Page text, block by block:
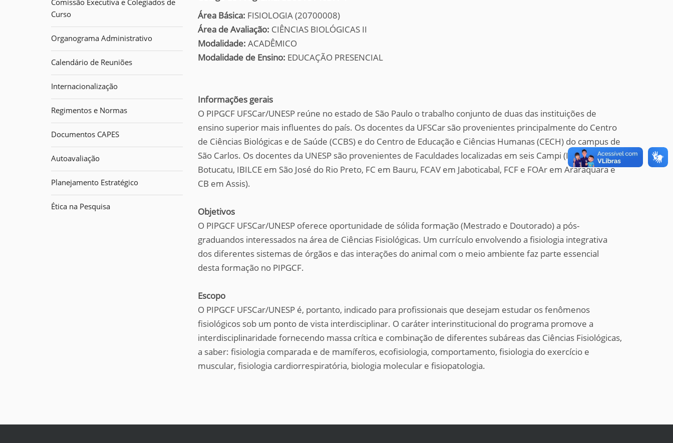
:
Comissão Executiva e Colegiados de
Curso
Organograma Administrativo
Calendário de Reuniões
Internacionalização
Regimentos e Normas
Documentos CAPES
Autoavaliação
Planejamento Estratégico
Ética na Pesquisa
Área Básica: FISIOLOGIA (20700008)
Área de Avaliação: CIÊNCIAS BIOLÓGICAS II
Modalidade: ACADÊMICO
Modalidade de Ensino: EDUCAÇÃO PRESENCIAL
Informações gerais
O PIPGCF UFSCar/UNESP reúne no estado de São Paulo o trabalho conjunto de duas das instituições de
ensino superior mais influentes do país. Os docentes da UFSCar são provenientes principalmente do Centro
de Ciências Biológicas e de Saúde (CCBS) e do Centro de Educação e Ciências Humanas (CECH) do campus de
São Carlos. Os docentes da UNESP são provenientes de Faculdades localizadas em seis Campi (IB em
Botucatu, IBILCE em São José do Rio Preto, FC em Bauru, FCAV em Jaboticabal, FCF e FOAr em Araraquara e
CB em Assis).
Objetivos
O PIPGCF UFSCar/UNESP oferece oportunidade de sólida formação (Mestrado e Doutorado) a pós-
graduandos interessados na área de Ciências Fisiológicas. Um currículo envolvendo a fisiologia integrativa
dos diferentes sistemas de órgãos e das interações do animal com o meio ambiente faz parte essencial
desta formação no PIPGCF.
Escopo
O PIPGCF UFSCar/UNESP é, portanto, indicado para profissionais que desejam estudar os fenômenos
fisiológicos sob um ponto de vista interdisciplinar. O caráter interinstitucional do programa promove a
interdisciplinaridade fornecendo massa crítica e combinação de diferentes subáreas das Ciências Fisiológicas,
a saber: fisiologia comparada e de mamíferos, ecofisiologia, comportamento, fisiologia do exercício e
muscular, fisiologia cardiorrespiratória, biologia molecular e fisiopatologia.